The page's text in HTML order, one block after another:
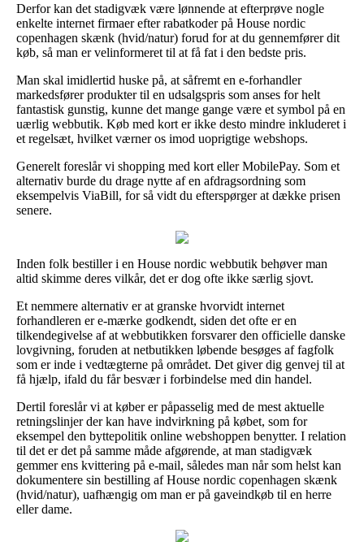
Derfor kan det stadigvæk være lønnende at efterprøve nogle
enkelte internet firmaer efter rabatkoder på House nordic
copenhagen skænk (hvid/natur) forud for at du gennemfører dit
køb, så man er velinformeret til at få fat i den bedste pris.
Man skal imidlertid huske på, at såfremt en e-forhandler
markedsfører produkter til en udsalgspris som anses for helt
fantastisk gunstig, kunne det mange gange være et symbol på en
uærlig webbutik. Køb med kort er ikke desto mindre inkluderet i
et regelsæt, hvilket værner os imod uoprigtige webshops.
Generelt foreslår vi shopping med kort eller MobilePay. Som et
alternativ burde du drage nytte af en afdragsordning som
eksempelvis ViaBill, for så vidt du efterspørger at dække prisen
senere.
Inden folk bestiller i en House nordic webbutik behøver man
altid skimme deres vilkår, det er dog ofte ikke særlig sjovt.
Et nemmere alternativ er at granske hvorvidt internet
forhandleren er e-mærke godkendt, siden det ofte er en
tilkendegivelse af at webbutikken forsvarer den officielle danske
lovgivning, foruden at netbutikken løbende besøges af fagfolk
som er inde i vedtægterne på området. Det giver dig genvej til at
få hjælp, ifald du får besvær i forbindelse med din handel.
Dertil foreslår vi at køber er påpasselig med de mest aktuelle
retningslinjer der kan have indvirkning på købet, som for
eksempel den byttepolitik online webshoppen benytter. I relation
til det er det på samme måde afgørende, at man stadigvæk
gemmer ens kvittering på e-mail, således man når som helst kan
dokumentere sin bestilling af House nordic copenhagen skænk
(hvid/natur), uafhængig om man er på gaveindkøb til en herre
eller dame.